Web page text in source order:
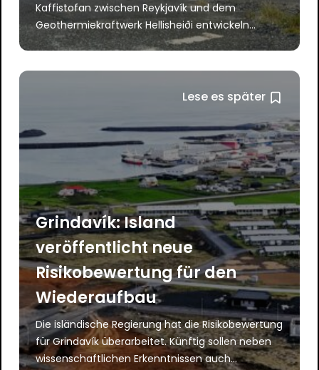
Kaffistofan zwischen Reykjavík und dem
Geothermiekraftwerk Hellisheiði entwickeln...
Lese es später
Grindavík: Island
veröffentlicht neue
Risikobewertung für den
Wiederaufbau
Die isländische Regierung hat die Risikobewertung
für Grindavík überarbeitet. Künftig sollen neben
wissenschaftlichen Erkenntnissen auch...